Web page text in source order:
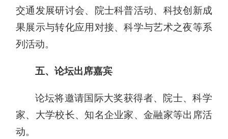
交通发展研讨会、院士科普活动、科技创新成
果展示与转化应用对接、科学与艺术之夜等系
列活动。
五、论坛出席嘉宾
论坛将邀请国际大奖获得者、院士、科学
家、大学校长、知名企业家、金融家等出席活
动。